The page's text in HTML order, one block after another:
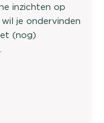
inzichten op
je ondervinden
(nog)